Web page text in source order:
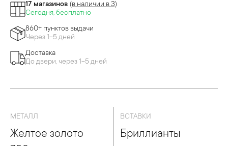
17 магазинов (в наличии в 3)
Сегодня, бесплатно
860+ пунктов выдачи
Через 1-5 дней
Доставка
До двери, через 1-5 дней
МЕТАЛЛ
Желтое золото
ВСТАВКИ
Бриллианты